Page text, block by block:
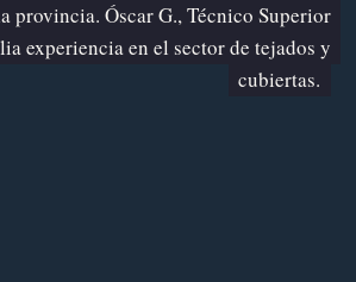
provincia. Óscar G., Técnico Superior
experiencia en el sector de tejados y
cubiertas.